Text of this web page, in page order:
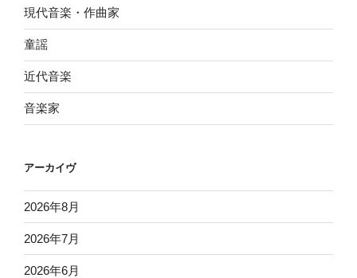
現代音楽・作曲家
童謡
近代音楽
音楽家
アーカイヴ
2026年8月
2026年7月
2026年6月